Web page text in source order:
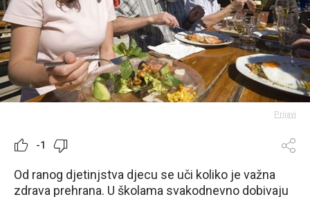
Prijavi
-1
Od ranog djetinjstva djecu se uči koliko je važna
zdrava prehrana. U školama svakodnevno dobivaju